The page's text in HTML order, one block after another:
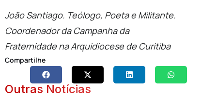
João Santiago. Teólogo, Poeta e Militante.
Coordenador da Campanha da
Fraternidade na Arquidiocese de Curitiba
Compartilhe
Outras Notícias